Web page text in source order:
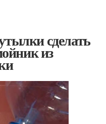
сделать
из